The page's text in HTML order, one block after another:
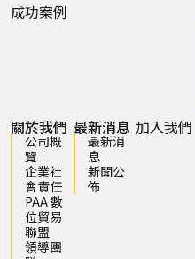
成功案例
關於我們
公司概
覽
企業社
會責任
PAA 數
位貿易
聯盟
領導團
最新消息
最新消
息
新聞公
佈
加入我們